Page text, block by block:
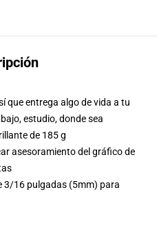
que entrega algo de vida a tu
estudio, donde sea
de 185 g
asesoramiento del gráfico de
3/16 pulgadas (5mm) para